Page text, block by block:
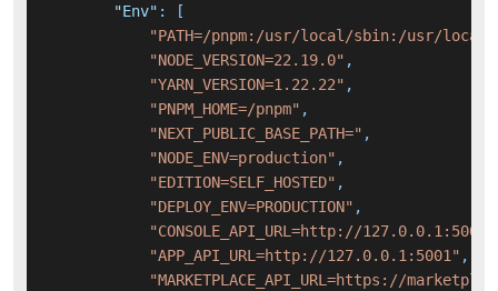
"Env" :
[
"PATH=/pnpm:/usr/local/sbin:/usr/
"NODE_VERSION=22.19.0" ,
"YARN_VERSION=1.22.22" ,
"PNPM_HOME=/pnpm" ,
"NEXT_PUBLIC_BASE_PATH=" ,
"NODE_ENV=production" ,
"EDITION=SELF_HOSTED" ,
"DEPLOY_ENV=PRODUCTION" ,
"CONSOLE_API_URL=http://127.0.0.1:5001"
"APP_API_URL=http://127.0.0.1:5001" ,
"MARKETPLACE_API_URL=https://